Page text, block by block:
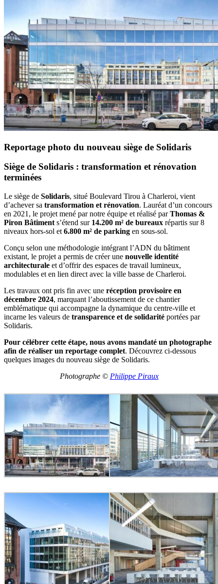
Reportage photo du nouveau siège de Solidaris
Siège de Solidaris : transformation et rénovation
terminées
Le siège de Solidaris, situé Boulevard Tirou à Charleroi, vient
d’achever sa transformation et rénovation. Lauréat d’un concours
en 2021, le projet mené par notre équipe et réalisé parThomas &
Piron Bâtiment s’étend sur 14.200 m² de bureaux répartis sur 8
niveaux hors-sol et 6.800 m² de parking en sous-sol.
Conçu selon une méthodologie intégrant l’ADN du bâtiment
existant, le projet a permis de créer une nouvelle identité
architecturale et d’offrir des espaces de travail lumineux,
modulables et en lien direct avec la ville basse de Charleroi.
Les travaux ont pris fin avec une réception provisoire en
décembre 2024, marquant l’aboutissement de ce chantier
emblématique qui accompagne la dynamique du centre-ville et
incarne les valeurs de transparence et de solidarité portées par
Solidaris.
Pour célébrer cette étape, nous avons mandaté un photographe
afin de réaliser un reportage complet. Découvrez ci-dessous
quelques images du nouveau siège de Solidaris.
Photographe © Philippe Piraux